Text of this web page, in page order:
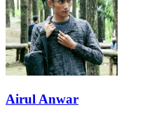
Airul Anwar